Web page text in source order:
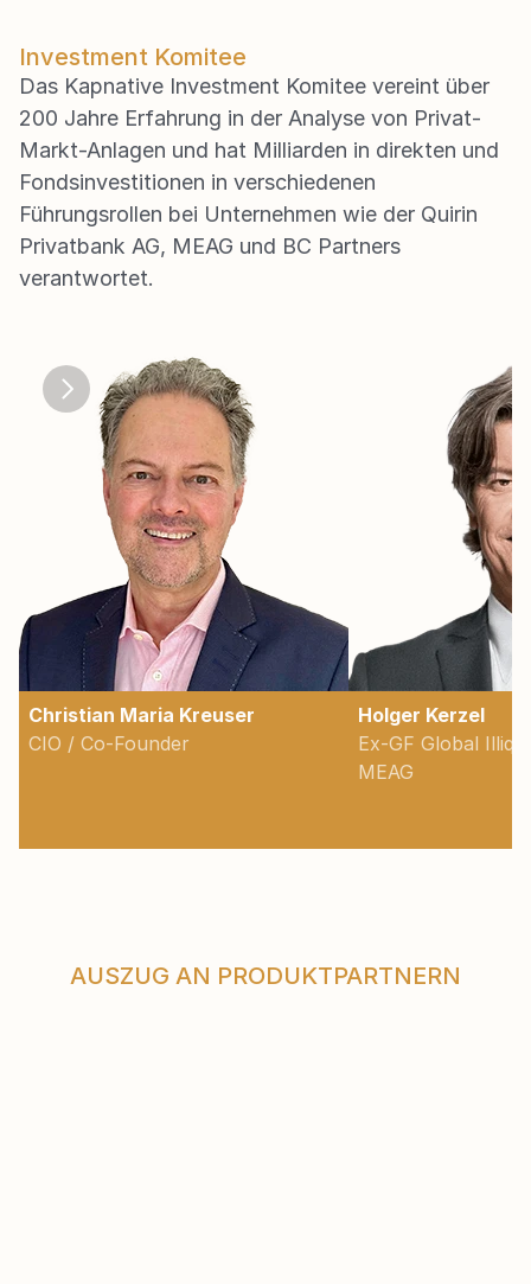
Investment Komitee
Das Kapnative Investment Komitee vereint über
200 Jahre Erfahrung in der Analyse von Privat-
Markt-Anlagen und hat Milliarden in direkten und
Fondsinvestitionen in verschiedenen
Führungsrollen bei Unternehmen wie der Quirin
Privatbank AG, MEAG und BC Partners
verantwortet.
Christian Maria Kreuser
CIO / Co-Founder
Holger Kerzel
Ex-GF Global
MEAG
AUSZUG AN PRODUKTPARTNERN